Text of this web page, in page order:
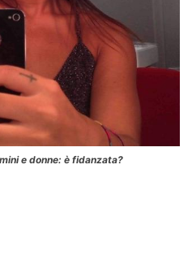
e donne: è fidanzata?